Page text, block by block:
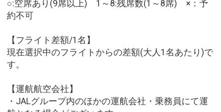
○:空席あり(9席以上) 1～8:残席数(1～8席) ×：予
約不可
【フライト差額/1名】
現在選択中のフライトからの差額(大人1名あたり)で
す。
【運航航空会社】
・JALグループ内のほかの運航会社・乗務員にて運